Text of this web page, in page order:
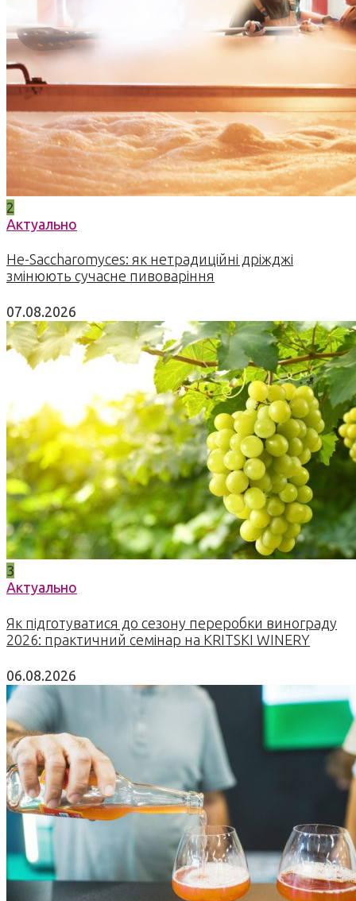
2
Актуально
Не-Saccharomyces: як нетрадиційні дріжджі
змінюють сучасне пивоваріння
07.08.2026
3
Актуально
Як підготуватися до сезону переробки винограду
2026: практичний семінар на KRITSKI WINERY
06.08.2026